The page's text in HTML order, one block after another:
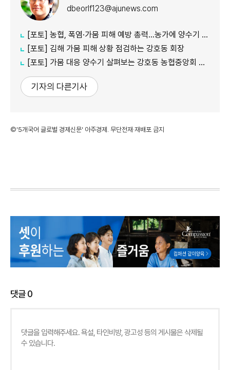
dbeorlf123@ajunews.com
[포토] 농협, 폭염·가뭄 피해 예방 총력…농가에 양수기 지원
[포토] 김해 가뭄 피해 상황 점검하는 강호동 회장
[포토] 가뭄 대응 양수기 살펴보는 강호동 농협중앙회 회장
기자의 다른기사
©'5개국어 글로벌 경제신문' 아주경제. 무단전재·재배포 금지
댓글0